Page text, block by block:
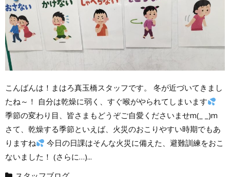
こんばんは！まはろ真玉橋スタッフです。 冬が近づいてきまし
たね～！ 自分は乾燥に弱く、すぐ喉がやられてしまいます
季節の変わり目、皆さまもどうぞご自愛くださいませm(_ _)m
さて、乾燥する季節といえば、火災のおこりやすい時期でもあ
りますね
今日の日課はそんな火災に備えた、避難訓練をおこ
ないました！ (さらに…)...